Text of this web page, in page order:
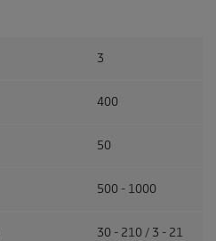
3
400
50
500 - 1000
30 - 210 / 3 - 21